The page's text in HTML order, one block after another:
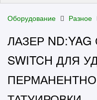
Оборудование Разное
ЛАЗЕР
SWITCH ДЛЯ